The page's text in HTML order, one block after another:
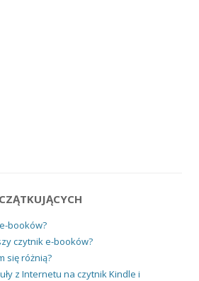
booków?
czytnik e-booków?
się różnią?
z Internetu na czytnik Kindle i